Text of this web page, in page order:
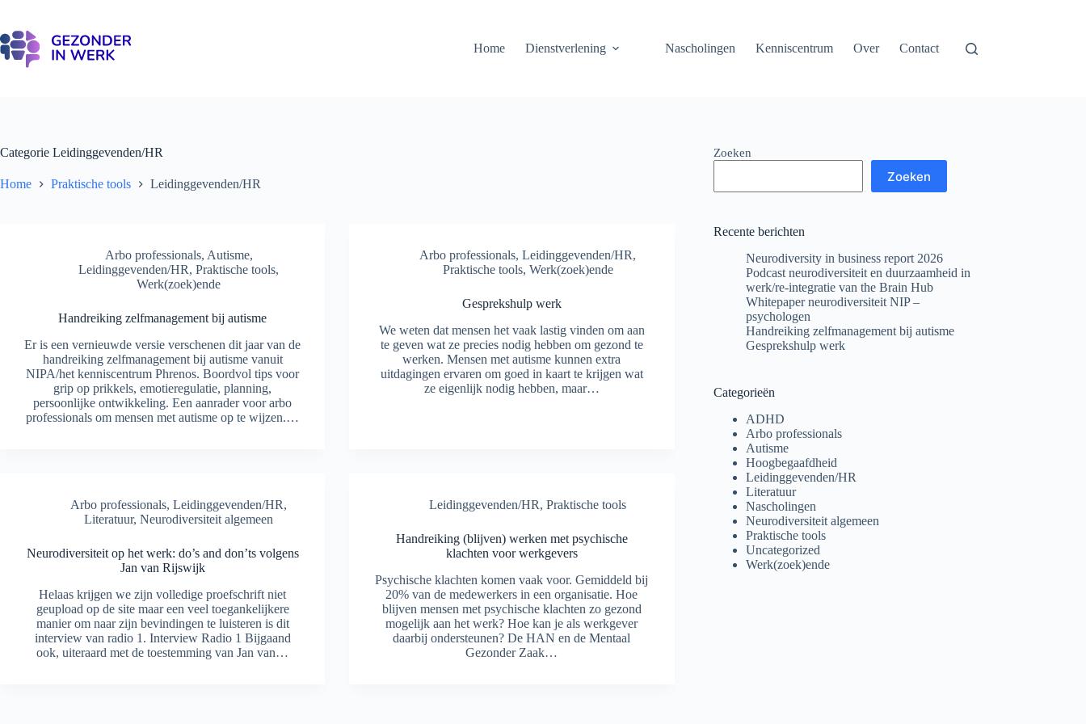
de
inhoud
Home Dienstverlening Nascholingen Kenniscentrum Over Contact
Categorie Leidinggevenden/HR
Home Praktische tools Leidinggevenden/HR
Arbo professionals, Autisme,
Leidinggevenden/HR,Praktische tools,
Werk(zoek)ende
Handreiking zelfmanagement bij autisme
Er is een vernieuwde versie verschenen dit jaar van de
handreiking zelfmanagement bij autisme vanuit
NIPA/het kenniscentrum Phrenos. Boordvol tips voor
grip op prikkels, emotieregulatie, planning,
persoonlijke ontwikkeling. Een aanrader voor arbo
professionals om mensen met autisme op te wijzen.…
Arbo professionals,Leidinggevenden/HR,
Praktische tools, Werk(zoek)ende
Gesprekshulp werk
We weten dat mensen het vaak lastig vinden om aan
te geven wat ze precies nodig hebben om gezond te
werken. Mensen met autisme kunnen extra
uitdagingen ervaren om goed in kaart te krijgen wat
ze eigenlijk nodig hebben, maar…
Arbo professionals,Leidinggevenden/HR,
Literatuur,Neurodiversiteit algemeen
Neurodiversiteit op het werk: do’s and don’ts volgens
Jan van Rijswijk
Helaas krijgen we zijn volledige proefschrift niet
geupload op de site maar een veel toegankelijkere
manier om naar zijn bevindingen te luisteren is dit
interview van radio 1. Interview Radio 1 Bijgaand
ook, uiteraard met de toestemming van Jan van…
Leidinggevenden/HR,Praktische tools
Handreiking (blijven) werken met psychische
klachten voor werkgevers
Psychische klachten komen vaak voor. Gemiddeld bij
20% van de medewerkers in een organisatie. Hoe
blijven mensen met psychische klachten zo gezond
mogelijk aan het werk? Hoe kan je als werkgever
daarbij ondersteunen? De HAN en de Mentaal
Gezonder Zaak…
Zoeken
Zoeken
Recente berichten
Neurodiversity in business report 2026
Podcast neurodiversiteit en duurzaamheid in
werk/re-integratie van the Brain Hub
Whitepaper neurodiversiteit NIP –
psychologen
Handreiking zelfmanagement bij autisme
Gesprekshulp werk
Categorieën
ADHD
Arbo professionals
Autisme
Hoogbegaafdheid
Leidinggevenden/HR
Literatuur
Nascholingen
Neurodiversiteit algemeen
Praktische tools
Uncategorized
Werk(zoek)ende